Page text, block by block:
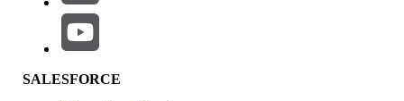
Impatto della funzione
SALESFORCE